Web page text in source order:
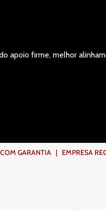
apoio firme, melhor
GARANTIA | EMPRESA